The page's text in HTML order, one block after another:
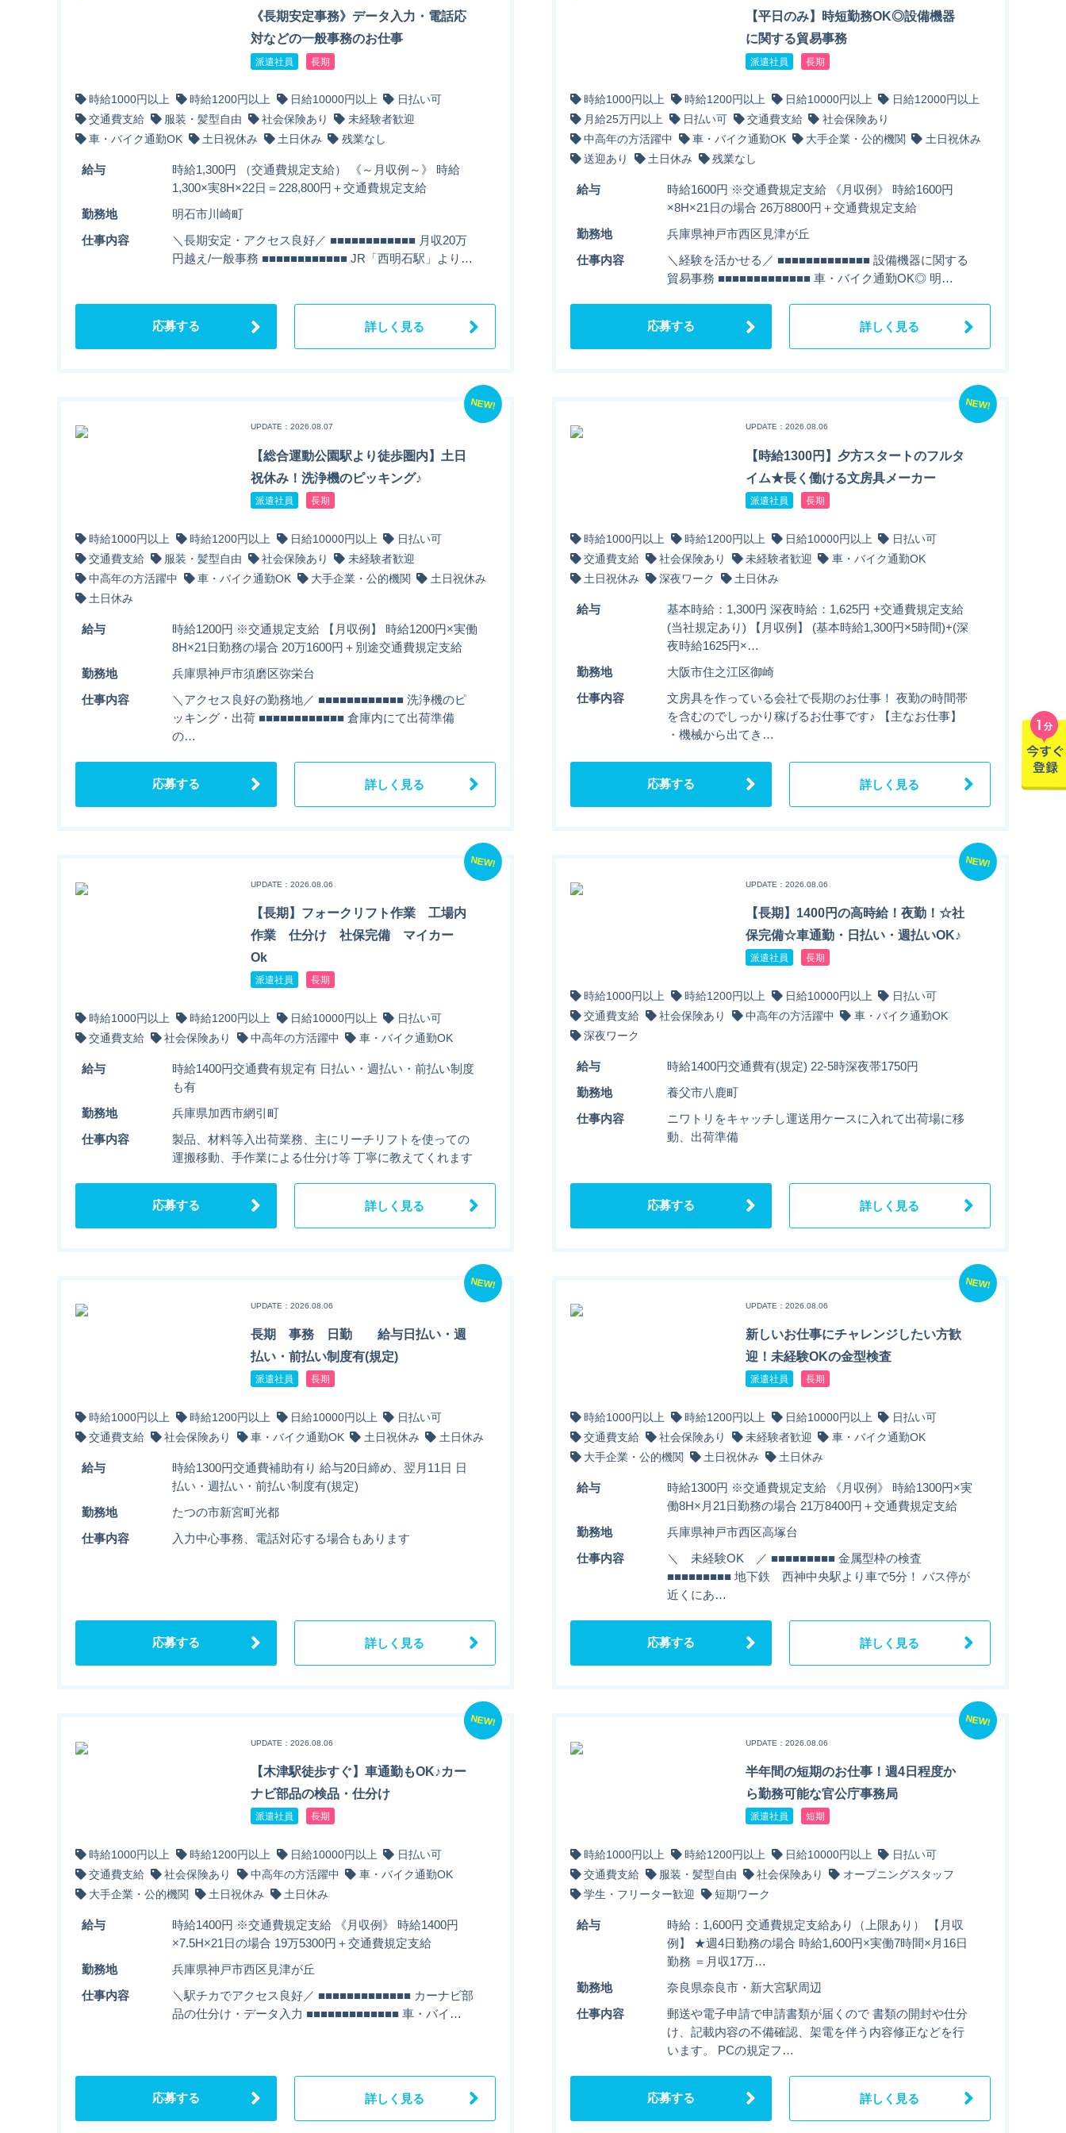
《長期安定事務》データ入力・電話応
対などの一般事務のお仕事
派遣社員 長期
時給1000円以上 時給1200円以上 日給10000円以上
日払い可
交通費支給
服装・髪型自由 社会保険あり
未経験者歓迎
車・バイク通勤OK
土日祝休み 土日休み 残業なし
給与
時給1,300円 （交通費規定支給） 《～月収例～》 時給
1,300×実8H×22日＝228,800円＋交通費規定支給
勤務地 明石市川崎町
仕事内容
＼長期安定・アクセス良好／ ■■■■■■■■■■■■ 月収20万
円越え/一般事務 ■■■■■■■■■■■■ JR「西明石駅」より…
応募する 詳しく見る
【平日のみ】時短勤務OK◎設備機器
に関する貿易事務
派遣社員 長期
時給1000円以上 時給1200円以上 日給10000円以上
日給12000円以上
月給25万円以上
日払い可 交通費支給
社会保険あり
中高年の方活躍中
車・バイク通勤OK 大手企業・公的機関
土日祝休み
送迎あり
土日休み 残業なし
給与
時給1600円 ※交通費規定支給 《月収例》 時給1600円
×8H×21日の場合 26万8800円＋交通費規定支給
勤務地 兵庫県神戸市西区見津が丘
仕事内容
＼経験を活かせる／ ■■■■■■■■■■■■■ 設備機器に関する
貿易事務 ■■■■■■■■■■■■■ 車・バイク通勤OK◎ 明…
応募する 詳しく見る
NEW!
UPDATE：2026.08.07
【総合運動公園駅より徒歩圏内】土日
祝休み！洗浄機のピッキング♪
派遣社員 長期
時給1000円以上 時給1200円以上 日給10000円以上
日払い可
交通費支給
服装・髪型自由 社会保険あり
未経験者歓迎
中高年の方活躍中
車・バイク通勤OK 大手企業・公的機関
土日祝休み
土日休み
給与
時給1200円 ※交通規定支給 【月収例】 時給1200円×実働
8H×21日勤務の場合 20万1600円＋別途交通費規定支給
勤務地 兵庫県神戸市須磨区弥栄台
仕事内容
＼アクセス良好の勤務地／ ■■■■■■■■■■■■ 洗浄機のピ
ッキング・出荷 ■■■■■■■■■■■■ 倉庫内にて出荷準備
の…
応募する 詳しく見る
NEW!
UPDATE：2026.08.06
【時給1300円】夕方スタートのフルタ
イム★長く働ける文房具メーカー
派遣社員 長期
時給1000円以上 時給1200円以上 日給10000円以上
日払い可
交通費支給
社会保険あり 未経験者歓迎
車・バイク通勤OK
土日祝休み
深夜ワーク 土日休み
給与
基本時給：1,300円 深夜時給：1,625円 +交通費規定支給
(当社規定あり) 【月収例】 (基本時給1,300円×5時間)+(深
夜時給1625円×…
勤務地 大阪市住之江区御崎
仕事内容
文房具を作っている会社で長期のお仕事！ 夜勤の時間帯
を含むのでしっかり稼げるお仕事です♪ 【主なお仕事】
・機械から出てき…
応募する 詳しく見る
NEW!
UPDATE：2026.08.06
【長期】フォークリフト作業 工場内
作業 仕分け 社保完備 マイカー
Ok
派遣社員 長期
時給1000円以上 時給1200円以上 日給10000円以上
日払い可
交通費支給
社会保険あり 中高年の方活躍中 車・バイク通勤OK
給与
時給1400円交通費有規定有 日払い・週払い・前払い制度
も有
勤務地 兵庫県加西市網引町
仕事内容
製品、材料等入出荷業務、主にリーチリフトを使っての
運搬移動、手作業による仕分け等 丁寧に教えてくれます
応募する 詳しく見る
NEW!
UPDATE：2026.08.06
【長期】1400円の高時給！夜勤！☆社
保完備☆車通勤・日払い・週払いOK♪
派遣社員 長期
時給1000円以上 時給1200円以上 日給10000円以上
日払い可
交通費支給
社会保険あり 中高年の方活躍中
車・バイク通勤OK
深夜ワーク
給与 時給1400円交通費有(規定) 22-5時深夜帯1750円
勤務地 養父市八鹿町
仕事内容
ニワトリをキャッチし運送用ケースに入れて出荷場に移
動、出荷準備
応募する 詳しく見る
NEW!
UPDATE：2026.08.06
長期 事務 日勤 給与日払い・週
払い・前払い制度有(規定)
派遣社員 長期
時給1000円以上 時給1200円以上 日給10000円以上
日払い可
交通費支給
社会保険あり 車・バイク通勤OK 土日祝休み 土日休み
給与
時給1300円交通費補助有り 給与20日締め、翌月11日 日
払い・週払い・前払い制度有(規定)
勤務地 たつの市新宮町光都
仕事内容 入力中心事務、電話対応する場合もあります
応募する 詳しく見る
NEW!
UPDATE：2026.08.06
新しいお仕事にチャレンジしたい方歓
迎！未経験OKの金型検査
派遣社員 長期
時給1000円以上 時給1200円以上 日給10000円以上
日払い可
交通費支給
社会保険あり 未経験者歓迎
車・バイク通勤OK
大手企業・公的機関
土日祝休み 土日休み
給与
時給1300円 ※交通費規定支給 《月収例》 時給1300円×実
働8H×月21日勤務の場合 21万8400円＋交通費規定支給
勤務地 兵庫県神戸市西区高塚台
仕事内容
＼ 未経験OK ／ ■■■■■■■■■ 金属型枠の検査
■■■■■■■■■ 地下鉄 西神中央駅より車で5分！ バス停が
近くにあ…
応募する 詳しく見る
NEW!
UPDATE：2026.08.06
【木津駅徒歩すぐ】車通勤もOK♪カー
ナビ部品の検品・仕分け
派遣社員 長期
時給1000円以上 時給1200円以上 日給10000円以上
日払い可
交通費支給
社会保険あり 中高年の方活躍中
車・バイク通勤OK
大手企業・公的機関
土日祝休み 土日休み
給与
時給1400円 ※交通費規定支給 《月収例》 時給1400円
×7.5H×21日の場合 19万5300円＋交通費規定支給
勤務地 兵庫県神戸市西区見津が丘
仕事内容
＼駅チカでアクセス良好／ ■■■■■■■■■■■■■ カーナビ部
品の仕分け・データ入力 ■■■■■■■■■■■■■ 車・バイ…
応募する 詳しく見る
NEW!
UPDATE：2026.08.06
半年間の短期のお仕事！週4日程度か
ら勤務可能な官公庁事務局
派遣社員 短期
時給1000円以上 時給1200円以上 日給10000円以上
日払い可
交通費支給
服装・髪型自由 社会保険あり
オープニングスタッフ
学生・フリーター歓迎
短期ワーク
給与
時給：1,600円 交通費規定支給あり（上限あり） 【月収
例】 ★週4日勤務の場合 時給1,600円×実働7時間×月16日
勤務 ＝月収17万…
勤務地 奈良県奈良市・新大宮駅周辺
仕事内容
郵送や電子申請で申請書類が届くので 書類の開封や仕分
け、記載内容の不備確認、架電を伴う内容修正などを行
います。 PCの規定フ…
応募する 詳しく見る